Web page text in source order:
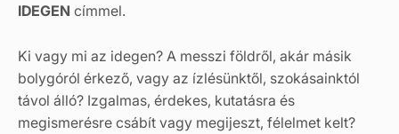
IDEGEN címmel.
Ki vagy mi az idegen? A messzi földről, akár másik
bolygóról érkező, vagy az ízlésünktől, szokásainktól
távol álló? Izgalmas, érdekes, kutatásra és
megismerésre csábít vagy megijeszt, félelmet kelt?